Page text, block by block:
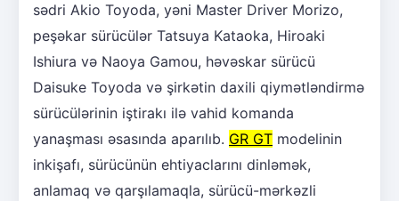
sədri Akio Toyoda, yəni Master Driver Morizo,
peşəkar sürücülər Tatsuya Kataoka, Hiroaki
Ishiura və Naoya Gamou, həvəskar sürücü
Daisuke Toyoda və şirkətin daxili qiymətləndirmə
sürücülərinin iştirakı ilə vahid komanda
yanaşması əsasında aparılıb. GR GT modelinin
inkişafı, sürücünün ehtiyaclarını dinləmək,
anlamaq və qarşılamaqla, sürücü-mərkəzli